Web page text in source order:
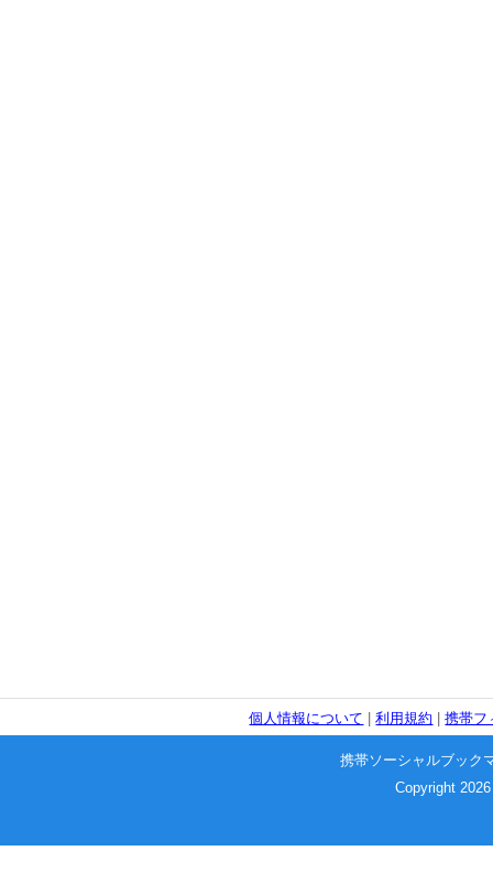
個人情報について |利用規約 |携帯フ
携帯ソーシャルブック
Copyright